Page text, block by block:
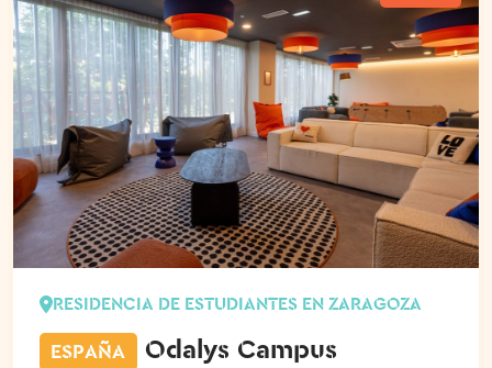
RESIDENCIA DE ESTUDIANTES EN ZARAGOZA
ESPAÑA
Odalys Campus